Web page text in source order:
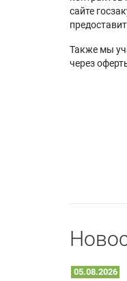
сайте
Также мы
через
05.08.2026